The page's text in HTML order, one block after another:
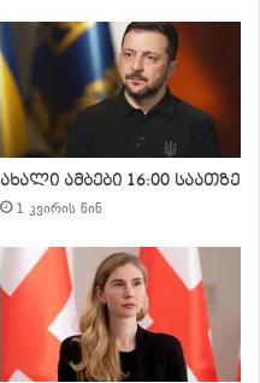
ახალი ამბები 16:00 საათზე
1 კვირის წინ